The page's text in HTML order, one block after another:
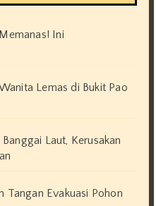
Ini
Lemas di Bukit Pao
Laut, Kerusakan
Tangan Evakuasi Pohon